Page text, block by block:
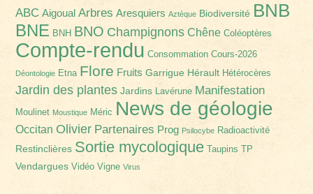
ABC Aigoual Arbres Aresquiers Aztèque Biodiversité BNB
BNE BNH BNO Champignons Chêne Coléoptères
Compte-rendu Consommation Cours-2026
Déontologie Etna Flore Fruits Garrigue Hérault Hétérocères
Jardin des plantes Jardins Lavérune Manifestation
Moulinet Moustique Méric News de géologie
Occitan Olivier Partenaires Prog Psilocybe Radioactivité
Restinclières Sortie mycologique Taupins TP
Vendargues Vidéo Vigne Virus